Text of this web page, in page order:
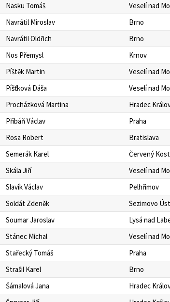
Nasku Tomáš
Veselí nad
Navrátil Miroslav
Brno
Navrátil Oldřich
Brno
Nos Přemysl
Krnov
Píštěk Martin
Veselí nad
Píšťková Dáša
Veselí nad
Procházková Martina
Hradec
Přibáň Václav
Praha
Rosa Robert
Bratislava
Semerák Karel
Červený
Skála Jiří
Veselí nad
Slavík Václav
Pelhřimov
Soldát Zdeněk
Sezimovo
Soumar Jaroslav
Lysá nad
Stánec Michal
Veselí nad
Stařecký Tomáš
Praha
Strašil Karel
Brno
Šámalová Jana
Hradec